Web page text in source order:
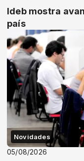
Ideb mostra
país
Novidades
05/08/2026